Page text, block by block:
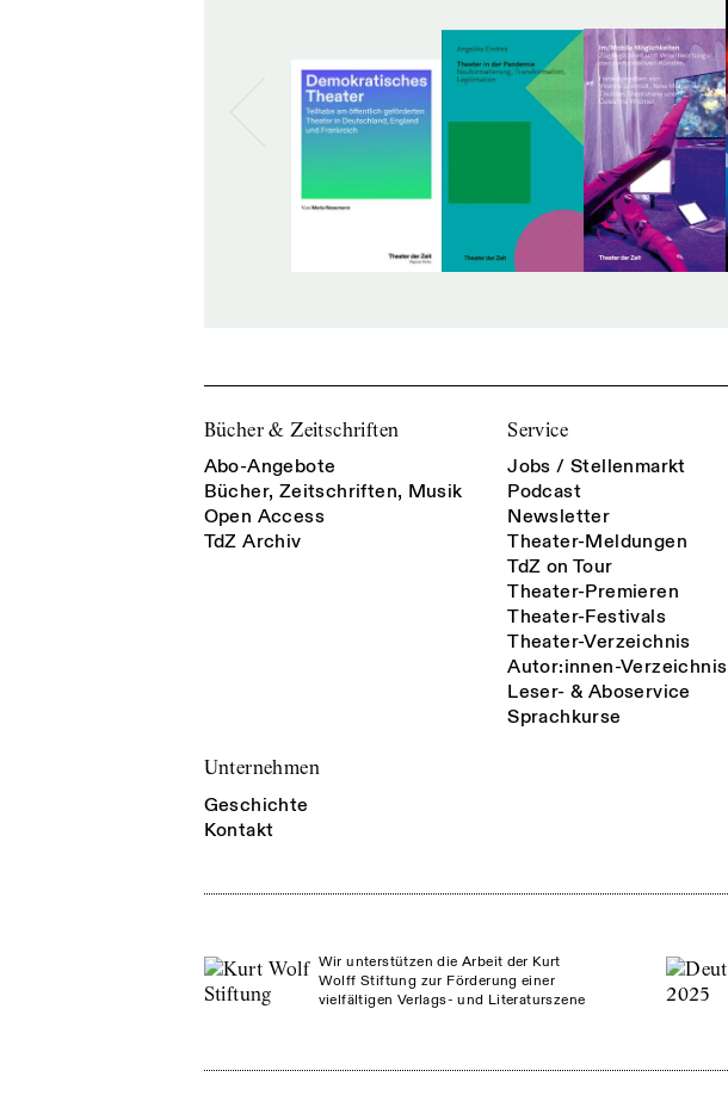
Bücher & Zeitschriften
Abo-Angebote
Bücher, Zeitschriften, Musik
Open Access
TdZ Archiv
Service
Jobs / Stellenmarkt
Podcast
Newsletter
Theater-Meldungen
TdZ on Tour
Theater-Premieren
Theater-Festivals
Theater-Verzeichnis
Autor:innen-Verzeichnis
Leser- & Aboservice
Sprachkurse
Unternehmen
Geschichte
Kontakt
Wir unterstützen die Arbeit der Kurt
Wolff Stiftung zur Förderung einer
vielfältigen Verlags- und Literaturszene